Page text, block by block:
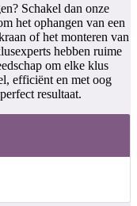
Schakel dan onze
het ophangen van een
of het monteren van
hebben ruime
om elke klus
efficiënt en met oog
resultaat.